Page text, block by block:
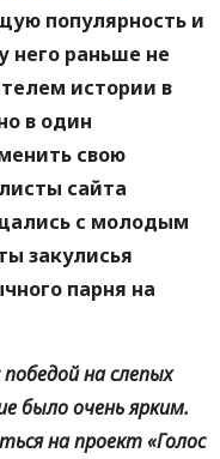
популярность и
него раньше не
истории в
в один
свою
сайта
с молодым
закулисья
парня на
на слепых
было очень ярким.
на проект «Голос